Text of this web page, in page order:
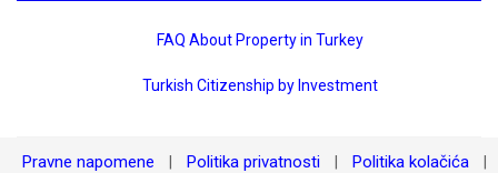
FAQ About Property in Turkey
Turkish Citizenship by Investment
Pravne napomene Politika privatnosti Politika kolačića